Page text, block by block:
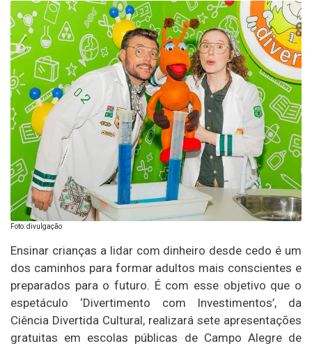
Foto: divulgação
Ensinar crianças a lidar com dinheiro desde cedo é um
dos caminhos para formar adultos mais conscientes e
preparados para o futuro. É com esse objetivo que o
espetáculo ‘Divertimento com Investimentos’, da
Ciência Divertida Cultural, realizará sete apresentações
gratuitas em escolas públicas de Campo Alegre de